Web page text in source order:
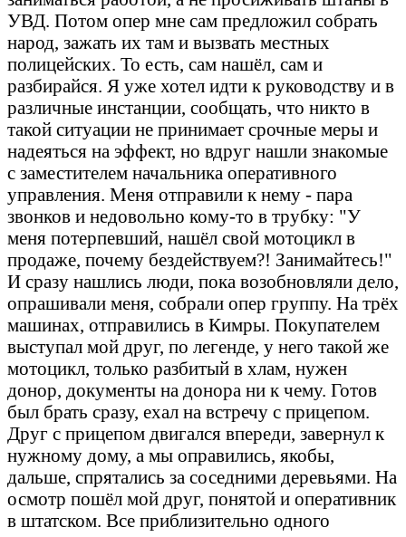
УВД. Потом опер мне сам предложил собрать
народ, зажать их там и вызвать местных
полицейских. То есть, сам нашёл, сам и
разбирайся. Я уже хотел идти к руководству и в
различные инстанции, сообщать, что никто в
такой ситуации не принимает срочные меры и
надеяться на эффект, но вдруг нашли знакомые
с заместителем начальника оперативного
управления. Меня отправили к нему - пара
звонков и недовольно кому-то в трубку: "У
меня потерпевший, нашёл свой мотоцикл в
продаже, почему бездействуем?! Занимайтесь!"
И сразу нашлись люди, пока возобновляли дело,
опрашивали меня, собрали опер группу. На трёх
машинах, отправились в Кимры. Покупателем
выступал мой друг, по легенде, у него такой же
мотоцикл, только разбитый в хлам, нужен
донор, документы на донора ни к чему. Готов
был брать сразу, ехал на встречу с прицепом.
Друг с прицепом двигался впереди, завернул к
нужному дому, а мы оправились, якобы,
дальше, спрятались за соседними деревьями. На
осмотр пошёл мой друг, понятой и оперативник
в штатском. Все приблизительно одного